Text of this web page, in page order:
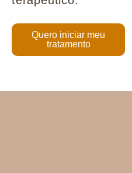
Quero iniciar meu
tratamento